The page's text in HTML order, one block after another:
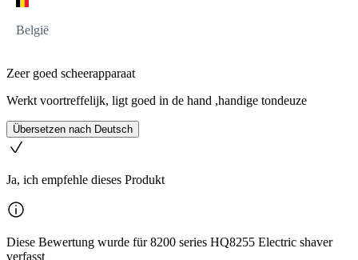
België
Zeer goed scheerapparaat
Werkt voortreffelijk, ligt goed in de hand ,handige tondeuze
Übersetzen nach Deutsch
Ja, ich empfehle dieses Produkt
Diese Bewertung wurde für 8200 series HQ8255 Electric shaver
verfasst